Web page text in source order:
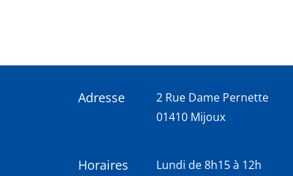
Adresse
2 Rue Dame Pernette
01410 Mijoux
Horaires
Lundi de 8h15 à 12h